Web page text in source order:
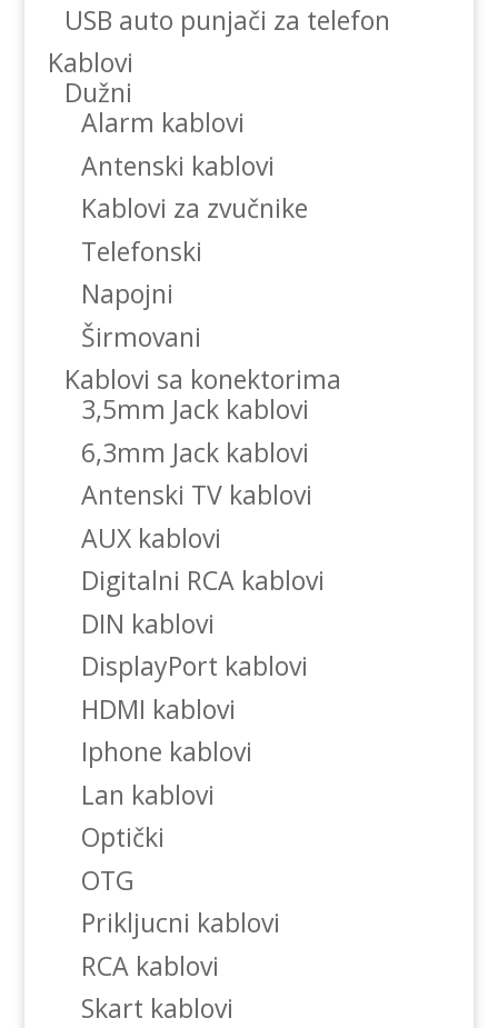
USB auto punjači za telefon
Kablovi
Dužni
Alarm kablovi
Antenski kablovi
Kablovi za zvučnike
Telefonski
Napojni
Širmovani
Kablovi sa konektorima
3,5mm Jack kablovi
6,3mm Jack kablovi
Antenski TV kablovi
AUX kablovi
Digitalni RCA kablovi
DIN kablovi
DisplayPort kablovi
HDMI kablovi
Iphone kablovi
Lan kablovi
Optički
OTG
Prikljucni kablovi
RCA kablovi
Skart kablovi